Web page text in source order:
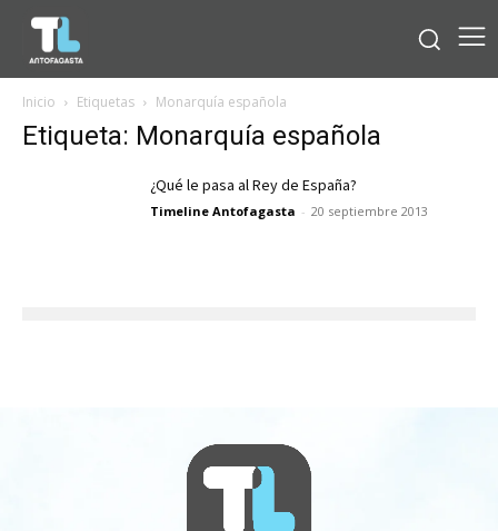
Inicio Etiquetas Monarquía española
Etiqueta: Monarquía española
¿Qué le pasa al Rey de España?
Timeline Antofagasta - 20 septiembre 2013